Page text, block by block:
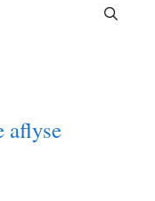
aflyse